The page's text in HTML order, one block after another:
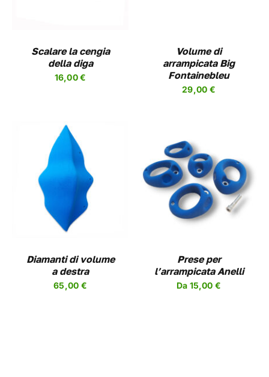
Scalare la cengia
della diga
16,00€
OPZIONI
POSSONO
ESSERE
SCELTE
Volume di
arrampicata Big
Fontainebleu
29,00 €
Diamanti di volume
a destra
65,00 €
SCEGLI
QUESTO
PRODOTTO
HA
PIÙ
OPZIONI
POSSONO
ESSERE
SCELTE
DETAILS
Prese per
l’arrampicata Anelli
Da 15,00 €